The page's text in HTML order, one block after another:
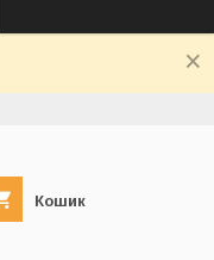
Кошик